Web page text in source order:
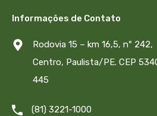
Informações de Contato
Rodovia 15 – km 16,5, nº 242,
Centro, Paulista/PE. CEP
445
(81) 3221-1000